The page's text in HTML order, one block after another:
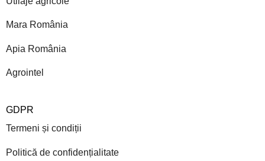
Mara România
Apia România
Agrointel
GDPR
Termeni și condiții
Politică de confidențialitate